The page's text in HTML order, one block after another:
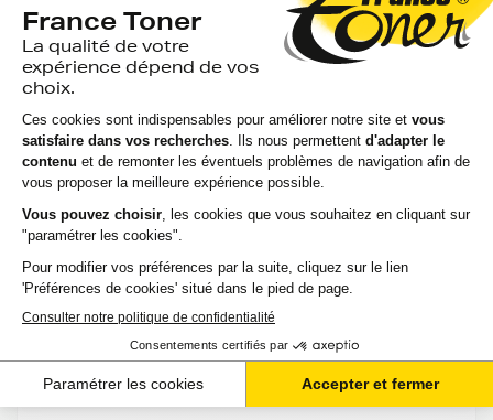
14,06 €HT
16,87 €TTC
Ajouter au panier
Aide & conseils
Qu'est ce qu'une cartouche compatible ?
Entretien : est-ce qu'utiliser une cartouche
compatible risque d'abimer mon imprimante ?